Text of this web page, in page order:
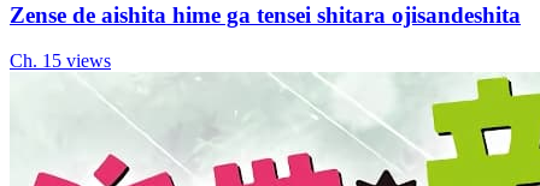
Zense de aishita hime ga tensei shitara ojisandeshita
Ch. 1 5 views